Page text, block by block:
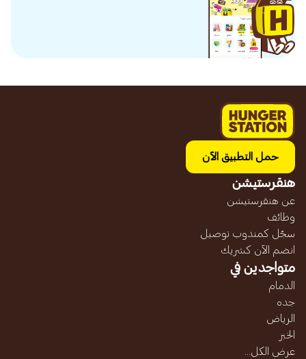
حمل التطبيق الآن
هنقرستيشن
عن هنقرستيشن
وظائف
سجّل كمندوب توصيل
انضم الآن كشريك
متواجدين في
الدمام
جده
الرياض
الخبر
عرض الكل...